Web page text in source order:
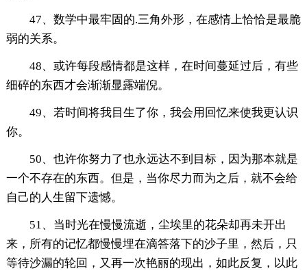
47、数学中最牢固的.三角外形，在感情上恰恰是最脆
弱的关系。
48、或许每段感情都是这样，在时间蔓延过后，有些
细碎的东西才会渐渐显露端倪。
49、若时间将我目生了你，我会用回忆来使我更认识
你。
50、也许你努力了也永远达不到目标，因为那本就是
一个不存在的东西。但是，当你尽力而为之后，就不会给
自己的人生留下遗憾。
51、当时光在慢慢流逝，尘埃里的花朵却再未开出
来，所有的记忆都慢慢埋在滴答落下的沙子里，然后，只
等待沙漏的轮回，又再一次艳丽的现出，如此反复，以此